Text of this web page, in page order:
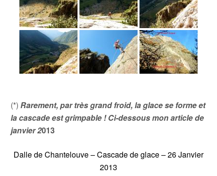
(*) Rarement, par très grand froid, la glace se forme et
la cascade est grimpable ! Ci-dessous mon article de
janvier 2013
Dalle de Chantelouve – Cascade de glace – 26 Janvier
2013